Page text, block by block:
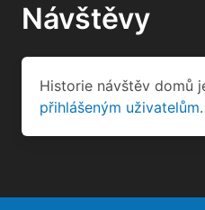
Návštěvy
Historie návštěv domů
přihlášeným uživatelům.